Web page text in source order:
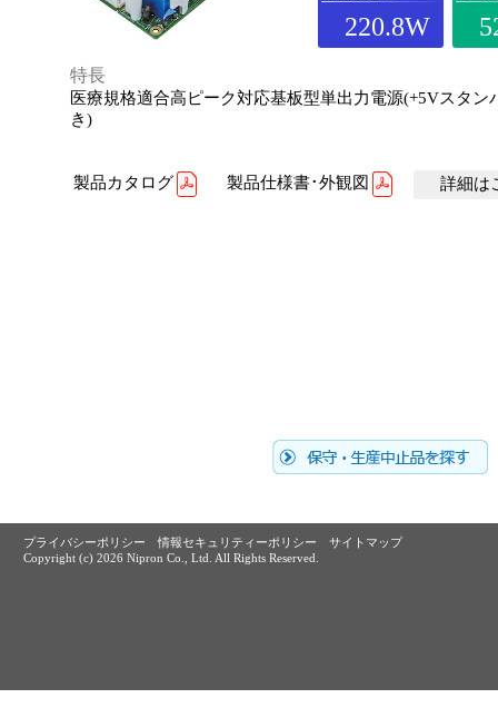
220.8W
特長
医療規格適合高ピーク対応基板型単出力電源(+5Vスタン
き)
製品カタログ 製品仕様書･外観図 詳細は
プライバシーポリシー 情報セキュリティーポリシー
サイトマップ
Copyright (c) 2026 Nipron Co., Ltd. All Rights Reserved.